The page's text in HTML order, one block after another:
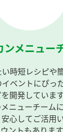
ンメニュー
時短レシピや
ベントにぴっ
開発しています
ニューチーム
心してご活用